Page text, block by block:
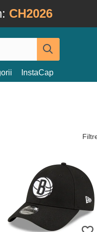
CH2026
InstaCap